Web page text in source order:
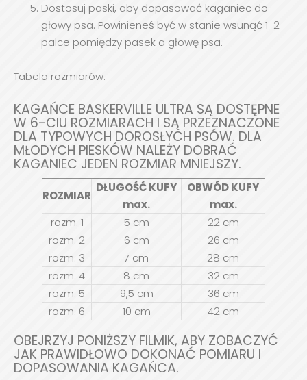
Dostosuj paski, aby dopasować kaganiec do
głowy psa. Powinieneś być w stanie wsunąć 1-2
palce pomiędzy pasek a głowę psa.
Tabela rozmiarów:
KAGAŃCE BASKERVILLE ULTRA SĄ DOSTĘPNE
W 6-CIU ROZMIARACH I SĄ PRZEZNACZONE
DLA TYPOWYCH DOROSŁYCH PSÓW. DLA
MŁODYCH PIESKÓW NALEŻY DOBRAĆ
KAGANIEC JEDEN ROZMIAR MNIEJSZY.
ROZMIAR
DŁUGOŚĆ KUFY
max.
OBWÓD KUFY
max.
rozm. 1
5 cm
22 cm
rozm. 2
6 cm
26 cm
rozm. 3
7 cm
28 cm
rozm. 4
8 cm
32 cm
rozm. 5
9,5 cm
36 cm
rozm. 6
10 cm 42 cm
OBEJRZYJ PONIŻSZY FILMIK, ABY ZOBACZYĆ
JAK PRAWIDŁOWO DOKONAĆ POMIARU I
DOPASOWANIA KAGAŃCA.